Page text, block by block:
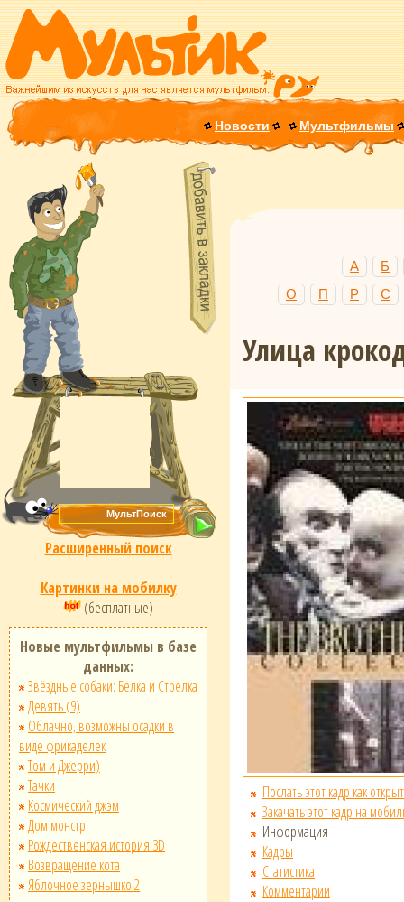
Новости Мультфильмы
Расширенный поиск
Картинки на мобилку
(бесплатные)
Новые мультфильмы в базе
данных:
Звёздные собаки: Белка и Стрелка
Девять (9)
Облачно, возможны осадки в
виде фрикаделек
Том и Джерри)
Тачки
Космический джэм
Дом монстр
Рождественская история 3D
Возвращение кота
Яблочное зернышко 2
А
Б
О
П Р С
Улица
Послать этот кадр как
Закачать этот кадр на
Информация
Кадры
Статистика
Комментарии